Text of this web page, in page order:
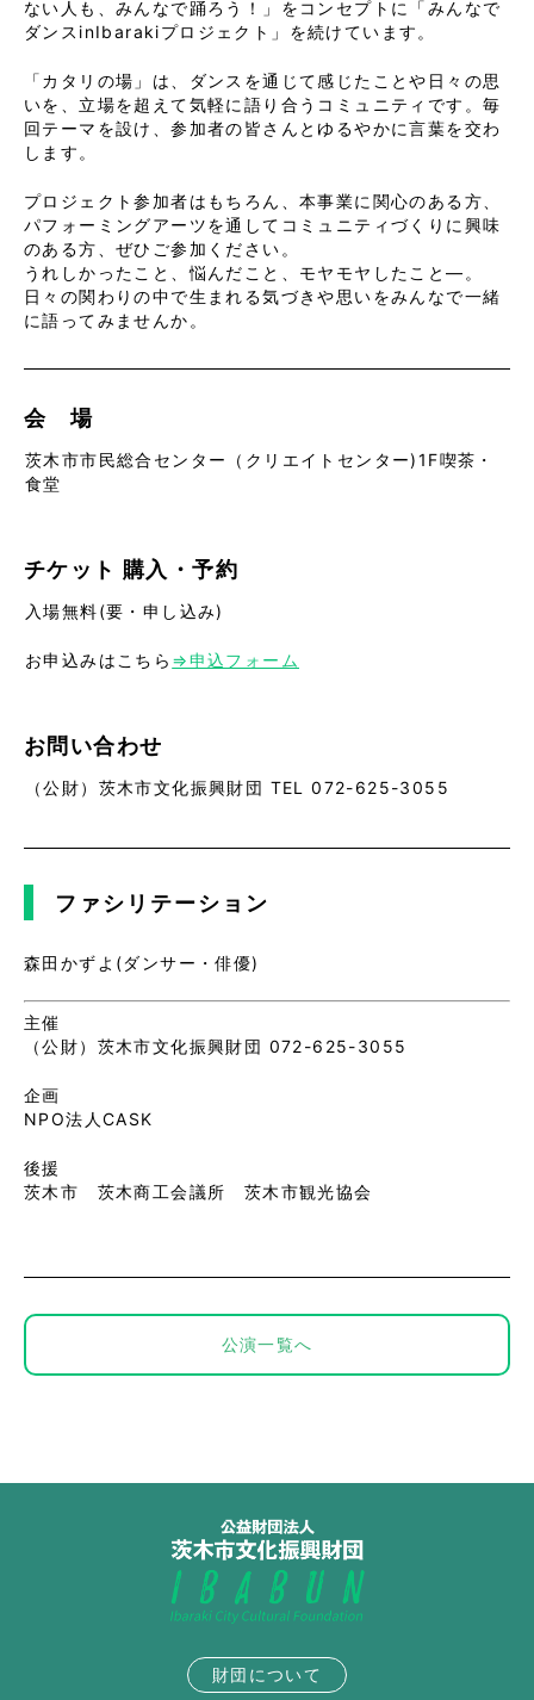
ない人も、みんなで踊ろう！」をコンセプトに「みんなで
ダンスinIbarakiプロジェクト」を続けています。
「カタリの場」は、ダンスを通じて感じたことや日々の思
いを、立場を超えて気軽に語り合うコミュニティです。毎
回テーマを設け、参加者の皆さんとゆるやかに言葉を交わ
します。
プロジェクト参加者はもちろん、本事業に関心のある方、
パフォーミングアーツを通してコミュニティづくりに興味
のある方、ぜひご参加ください。
うれしかったこと、悩んだこと、モヤモヤしたこと―。
日々の関わりの中で生まれる気づきや思いをみんなで一緒
に語ってみませんか。
会 場
茨木市市民総合センター（クリエイトセンター)1F喫茶・
食堂
チケット 購入・予約
入場無料(要・申し込み)
お申込みはこちら ⇒申込フォーム
お問い合わせ
（公財）茨木市文化振興財団 TEL 072-625-3055
ファシリテーション
森田かずよ(ダンサー・俳優)
主催
（公財）茨木市文化振興財団 072-625-3055
企画
NPO法人CASK
後援
茨木市 茨木商工会議所 茨木市観光協会
公演一覧へ
財団について